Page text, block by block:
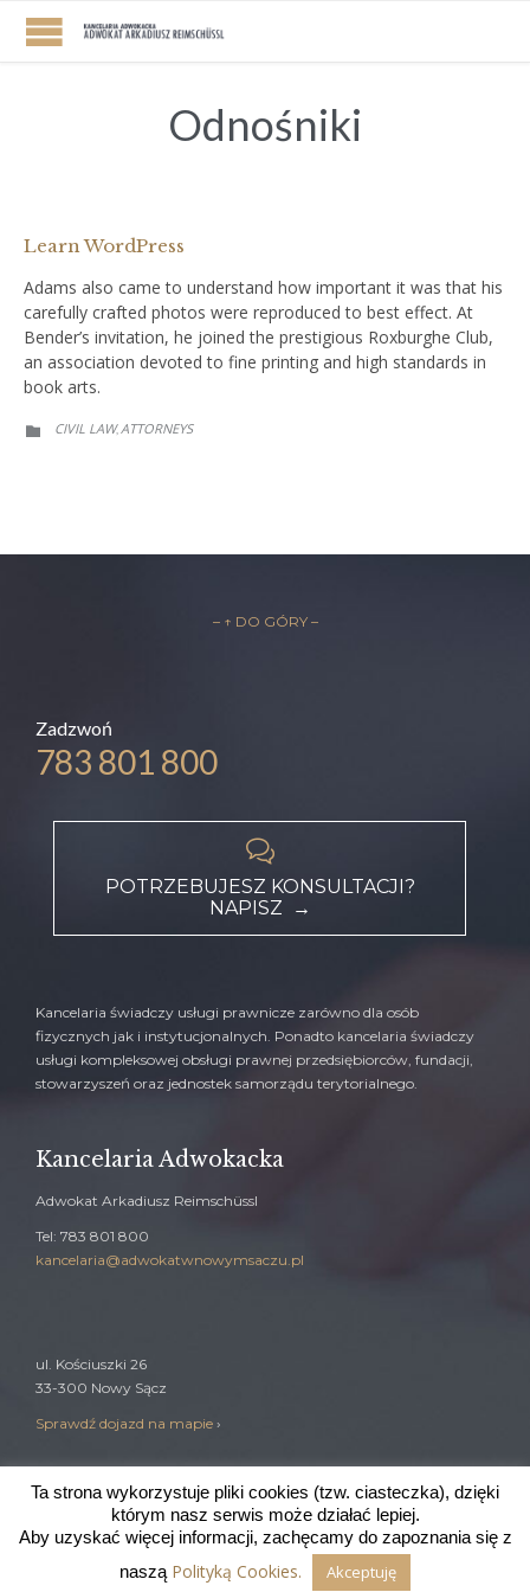
Odnośniki
Learn WordPress
Adams also came to understand how important it was that his
carefully crafted photos were reproduced to best effect. At
Bender’s invitation, he joined the prestigious Roxburghe Club,
an association devoted to fine printing and high standards in
book arts.
 CATEGORY
CIVIL LAW,АTTORNEYS
– ↑ DO GÓRY –
Zadzwoń
783 801 800

POTRZEBUJESZ KONSULTACJI?
NAPISZ →
Kancelaria świadczy usługi prawnicze zarówno dla osób
fizycznych jak i instytucjonalnych. Ponadto kancelaria świadczy
usługi kompleksowej obsługi prawnej przedsiębiorców, fundacji,
stowarzyszeń oraz jednostek samorządu terytorialnego.
Kancelaria Adwokacka
Adwokat Arkadiusz Reimschüssl
Tel: 783 801 800
kancelaria@adwokatwnowymsaczu.pl
ul. Kościuszki 26
33-300 Nowy Sącz
Sprawdź dojazd na mapie ›
Wdrożenie:johnbrando.com
Ta strona wykorzystuje pliki cookies (tzw. ciasteczka), dzięki
którym nasz serwis może działać lepiej.
Aby uzyskać więcej informacji, zachęcamy do zapoznania się z
naszą Polityką Cookies. Akceptuję